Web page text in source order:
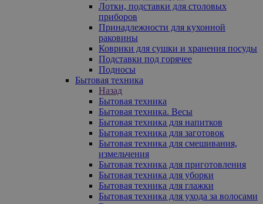
Лотки, подставки для столовых
приборов
Принадлежности для кухонной
раковины
Коврики для сушки и хранения посуды
Подставки под горячее
Подносы
Бытовая техника
Назад
Бытовая техника
Бытовая техника. Весы
Бытовая техника для напитков
Бытовая техника для заготовок
Бытовая техника для смешивания,
измельчения
Бытовая техника для приготовления
Бытовая техника для уборки
Бытовая техника для глажки
Бытовая техника для ухода за волосами